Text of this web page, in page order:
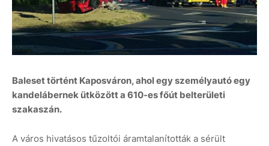
Baleset történt Kaposváron, ahol egy személyautó egy
kandelábernek ütközött a 610-es főút belterületi
szakaszán.
A város hivatásos tűzoltói áramtalanították a sérült